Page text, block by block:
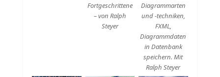
Fortgeschrittene
– von Ralph
Steyer
Diagrammarten
und -techniken,
FXML,
Diagrammdaten
in Datenbank
speichern. Mit
Ralph Steyer